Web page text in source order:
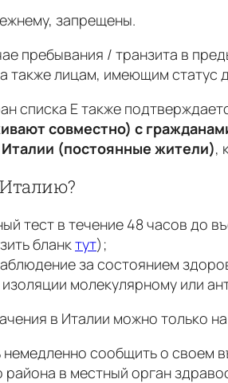
запрещены.
пребывания / транзита в
также лицам, имеющим
списка E также
совместно) с
(постоянные жители),
тест в течение 48 часов до
бланктут);
за состоянием
молекулярному или
в Италии можно только
сообщить о своем
в местный орган